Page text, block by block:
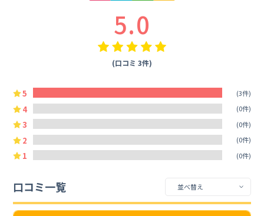
5.0
(口コミ 3件)
5 (3件)
4 (0件)
3 (0件)
2 (0件)
1 (0件)
口コミ一覧